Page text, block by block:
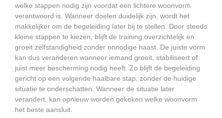
welke stappen nodig zijn voordat een lichtere woonvorm
verantwoord is. Wanneer doelen duidelijk zijn, wordt het
makkelijker om de begeleiding later bij te stellen. Door steeds
kleine stappen te kiezen, blijft de training overzichtelijk en
groeit zelfstandigheid zonder onnodige haast. De juiste vorm
kan dus veranderen wanneer iemand groeit, stabiliseert of
juist meer bescherming nodig heeft. Zo blijft de begeleiding
gericht op een volgende haalbare stap, zonder de huidige
situatie te onderschatten. Wanneer de situatie later
verandert, kan opnieuw worden gekeken welke woonvorm
het beste aansluit.